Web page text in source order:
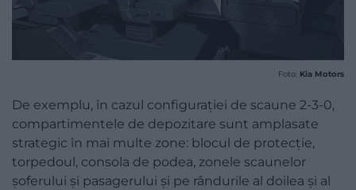
Foto: Kia Motors
De exemplu, în cazul configurației de scaune 2-3-0,
compartimentele de depozitare sunt amplasate
strategic în mai multe zone: blocul de protecție,
torpedoul, consola de podea, zonele scaunelor
șoferului și pasagerului și pe rândurile al doilea și al